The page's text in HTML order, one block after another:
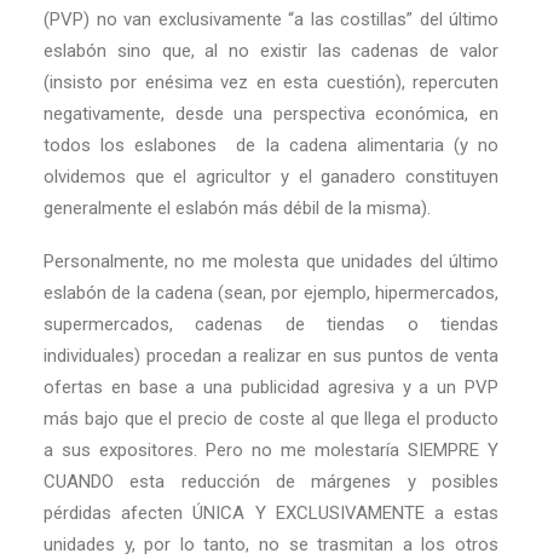
(PVP) no van exclusivamente “a las costillas” del último
eslabón sino que, al no existir las cadenas de valor
(insisto por enésima vez en esta cuestión), repercuten
negativamente, desde una perspectiva económica, en
todos los eslabones de la cadena alimentaria (y no
olvidemos que el agricultor y el ganadero constituyen
generalmente el eslabón más débil de la misma).
Personalmente, no me molesta que unidades del último
eslabón de la cadena (sean, por ejemplo, hipermercados,
supermercados, cadenas de tiendas o tiendas
individuales) procedan a realizar en sus puntos de venta
ofertas en base a una publicidad agresiva y a un PVP
más bajo que el precio de coste al que llega el producto
a sus expositores. Pero no me molestaría SIEMPRE Y
CUANDO esta reducción de márgenes y posibles
pérdidas afecten ÚNICA Y EXCLUSIVAMENTE a estas
unidades y, por lo tanto, no se trasmitan a los otros